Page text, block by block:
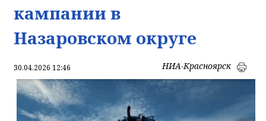
кампании в
Назаровском округе
30.04.2026 12:46 НИА-Красноярск